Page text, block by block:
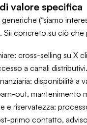
valore specifica
(“siamo
Sii concreto su ciò che
cross-selling su X
a canali distributivi.
disponibilità a
out, mantenimento
e riservatezza:
primo contatto,